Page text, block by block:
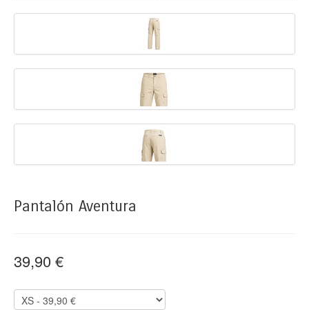
Pantalón Aventura
39,90 €